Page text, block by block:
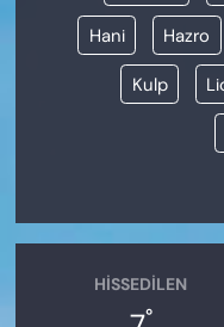
Hani Hazro
Kulp
HISSEDILEN
°